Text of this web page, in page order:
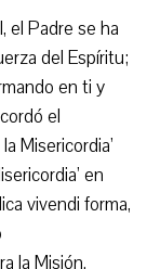
el Padre se ha
del Espíritu;
en ti y
el
Misericordia’
en
vivendi forma,
la Misión.